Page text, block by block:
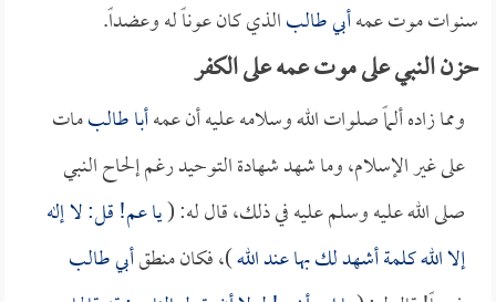
سنوات موت عمهأبي طالبالذي كان عوناً له وعضداً.
حزن النبي على موت عمه على الكفر
ومما زاده ألماً صلوات الله وسلامه عليه أن عمهأبا طالبمات
على غير الإسلام، وما شهد شهادة التوحيد رغم إلحاح النبي
صلى الله عليه وسلم عليه في ذلك، قال له: (يا عم! قل: لا إله
إلا الله كلمة أشهد لك بها عند الله)، فكان منطقأبي طالب